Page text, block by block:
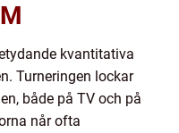
kvantitativa
Turneringen lockar
både på TV och på
når ofta